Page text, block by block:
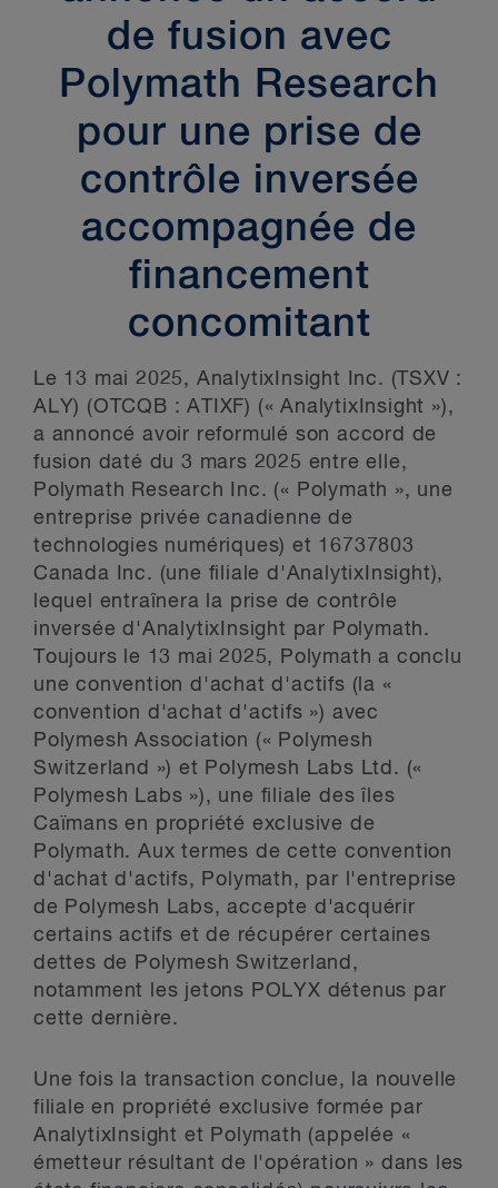
de fusion avec
Polymath Research
pour une prise de
contrôle inversée
accompagnée de
financement
concomitant
Le 13 mai 2025, AnalytixInsight Inc. (TSXV :
ALY) (OTCQB : ATIXF) (« AnalytixInsight »),
a annoncé avoir reformulé son accord de
fusion daté du 3 mars 2025 entre elle,
Polymath Research Inc. (« Polymath », une
entreprise privée canadienne de
technologies numériques) et 16737803
Canada Inc. (une filiale d'AnalytixInsight),
lequel entraînera la prise de contrôle
inversée d'AnalytixInsight par Polymath.
Toujours le 13 mai 2025, Polymath a conclu
une convention d'achat d'actifs (la «
convention d'achat d'actifs ») avec
Polymesh Association (« Polymesh
Switzerland ») et Polymesh Labs Ltd. («
Polymesh Labs »), une filiale des îles
Caïmans en propriété exclusive de
Polymath. Aux termes de cette convention
d'achat d'actifs, Polymath, par l'entreprise
de Polymesh Labs, accepte d'acquérir
certains actifs et de récupérer certaines
dettes de Polymesh Switzerland,
notamment les jetons POLYX détenus par
cette dernière.
Une fois la transaction conclue, la nouvelle
filiale en propriété exclusive formée par
AnalytixInsight et Polymath (appelée «
émetteur résultant de l'opération » dans les